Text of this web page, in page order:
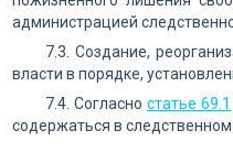
администрацией
7.3. Создание,
власти в порядке,
7.4. Согласно статье 69.1
содержаться в